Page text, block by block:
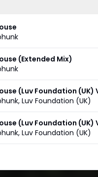
(Extended Mix)
(Luv Foundation (UK)
, Luv Foundation (UK)
(Luv Foundation (UK)
, Luv Foundation (UK)